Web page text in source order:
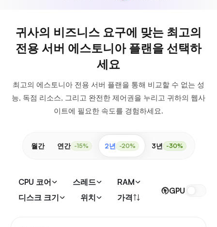
귀사의 비즈니스 요구에 맞는 최고의
전용 서버 에스토니아 플랜을 선택하
세요
최고의 에스토니아 전용 서버 플랜을 통해 비교할 수 없는 성
능, 독점 리소스, 그리고 완전한 제어권을 누리고 귀하의 웹사
이트에 필요한 속도를 경험하세요.
월간 연간 -15% 2년 -20% 3년 -30%
CPU 코어 스레드
RAM
디스크 크기
위치 가격
GPU